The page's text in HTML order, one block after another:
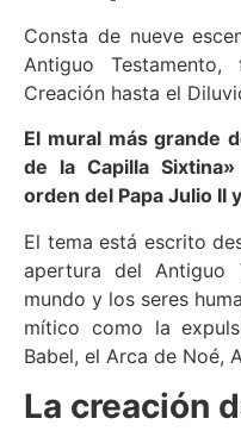
Consta de nueve
Antiguo
Creación hasta el
El mural más grande
de la Capilla
orden del Papa Julio II
El tema está escrito
apertura del Antiguo
mundo y los seres
mítico como la
Babel, el Arca de Noé,
La creación